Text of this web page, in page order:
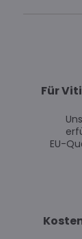
Für
EU-